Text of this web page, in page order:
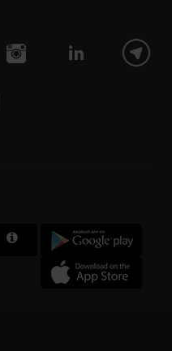
ed
funzionalità
analizzare il
i nostri
di analisi
e social